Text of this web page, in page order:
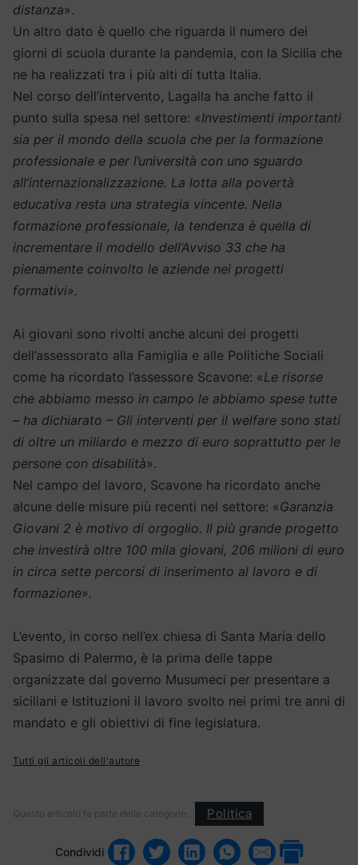
distanza».
Un altro dato è quello che riguarda il numero dei
giorni di scuola durante la pandemia, con la Sicilia che
ne ha realizzati tra i più alti di tutta Italia.
Nel corso dell’intervento, Lagalla ha anche fatto il
punto sulla spesa nel settore: «Investimenti importanti
sia per il mondo della scuola che per la formazione
professionale e per l’università con uno sguardo
all’internazionalizzazione. La lotta alla povertà
educativa resta una strategia vincente. Nella
formazione professionale, la tendenza è quella di
incrementare il modello dell’Avviso 33 che ha
pienamente coinvolto le aziende nei progetti
formativi».
Ai giovani sono rivolti anche alcuni dei progetti
dell’assessorato alla Famiglia e alle Politiche Sociali
come ha ricordato l’assessore Scavone: «Le risorse
che abbiamo messo in campo le abbiamo spese tutte
– ha dichiarato – Gli interventi per il welfare sono stati
di oltre un miliardo e mezzo di euro soprattutto per le
persone con disabilità».
Nel campo del lavoro, Scavone ha ricordato anche
alcune delle misure più recenti nel settore: «Garanzia
Giovani 2 è motivo di orgoglio. Il più grande progetto
che investirà oltre 100 mila giovani, 206 milioni di euro
in circa sette percorsi di inserimento al lavoro e di
formazione».
L’evento, in corso nell’ex chiesa di Santa Maria dello
Spasimo di Palermo, è la prima delle tappe
organizzate dal governo Musumeci per presentare a
siciliani e Istituzioni il lavoro svolto nei primi tre anni di
mandato e gli obiettivi di fine legislatura.
Tutti gli articoli dell'autore
Questo articolo fa parte delle categorie: Politica
Condividi